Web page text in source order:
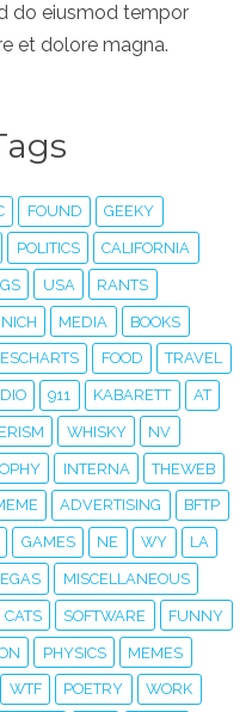
do eiusmod tempor
et dolore magna.
FOUND GEEKY
POLITICS CALIFORNIA
USA RANTS
MEDIA BOOKS
FOOD TRAVEL
911 KABARETT AT
WHISKY NV
INTERNA THEWEB
ADVERTISING BFTP
GAMES NE WY LA
MISCELLANEOUS
CATS SOFTWARE FUNNY
PHYSICS MEMES
WTF POETRY WORK